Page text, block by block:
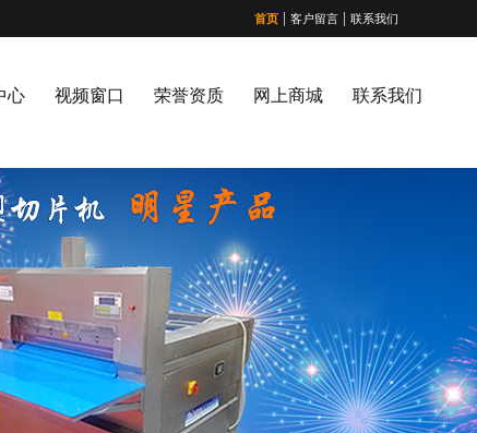
首页 客户留言 联系我们
心 视频窗口 荣誉资质 网上商城 联系我们